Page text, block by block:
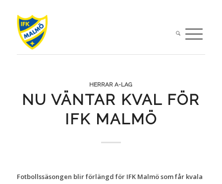
HERRAR A-LAG
NU VÄNTAR KVAL FÖR
IFK MALMÖ
Fotbollssäsongen blir förlängd för IFK Malmö som får kvala